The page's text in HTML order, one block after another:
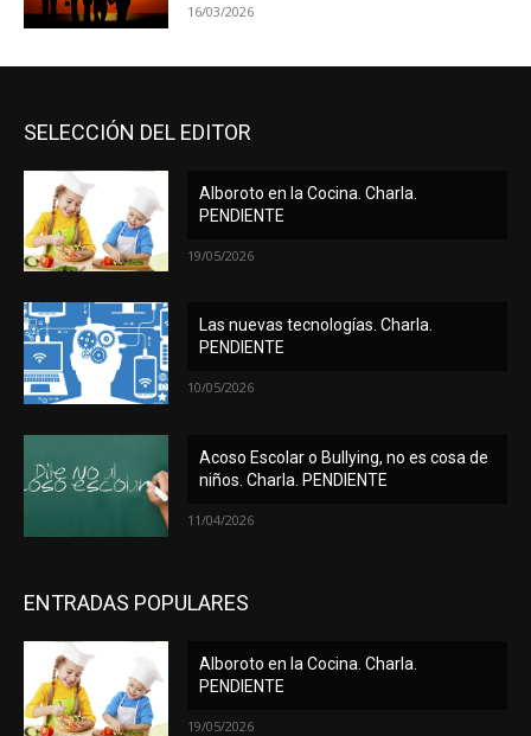
16/03/2026
SELECCIÓN DEL EDITOR
Alboroto en la Cocina. Charla.
PENDIENTE
19/05/2026
Las nuevas tecnologías. Charla.
PENDIENTE
10/05/2026
Acoso Escolar o Bullying, no es cosa de
niños. Charla. PENDIENTE
11/04/2026
ENTRADAS POPULARES
Alboroto en la Cocina. Charla.
PENDIENTE
19/05/2026